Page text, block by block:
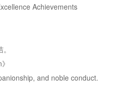
Achievements
and noble conduct.